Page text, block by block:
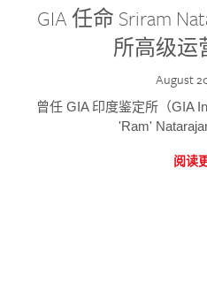
GIA 任命 Sriram
所高级运
August
曾任 GIA 印度鉴定所（GIA
'Ram'
阅读